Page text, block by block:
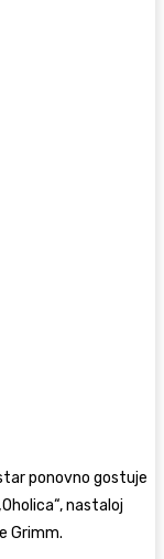
ponovno gostuje
nastaloj
Grimm.